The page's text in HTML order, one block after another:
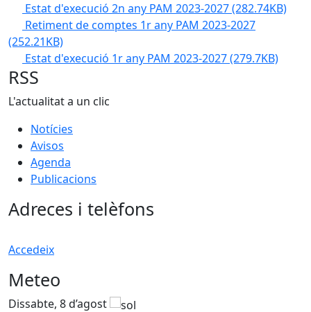
Estat d'execució 2n any PAM 2023-2027(282.74KB)
Retiment de comptes 1r any PAM 2023-2027
(252.21KB)
Estat d'execució 1r any PAM 2023-2027(279.7KB)
RSS
L'actualitat a un clic
Notícies
Avisos
Agenda
Publicacions
Adreces i telèfons
Accedeix
Meteo
Dissabte, 8 d’agost